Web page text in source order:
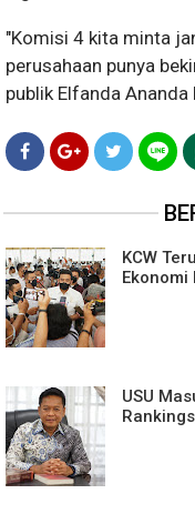
"Komisi 4 kita minta
perusahaan punya
publik Elfanda
KCW
Ekonomi
USU